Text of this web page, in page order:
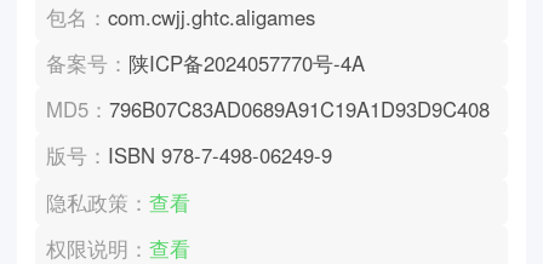
包名：com.cwjj.ghtc.aligames
备案号： 陕ICP备2024057770号-4A
MD5：796B07C83AD0689A91C19A1D93D9C408
版号： ISBN 978-7-498-06249-9
隐私政策：查看
权限说明：查看